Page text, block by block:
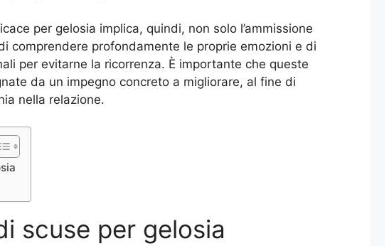
per gelosia implica, quindi, non solo l’ammissione
comprendere profondamente le proprie emozioni e di
per evitarne la ricorrenza. È importante che queste
da un impegno concreto a migliorare, al fine di
nella relazione.
scuse per gelosia